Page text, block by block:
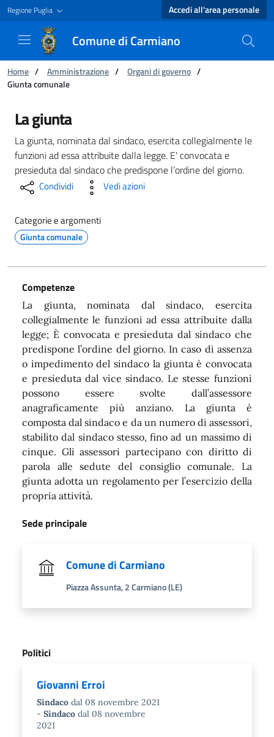
Regione Puglia Accedi all'area personale
Comune di Carmiano
Ti trovi in:
Home / Amministrazione / Organi di governo /
Giunta comunale
Giunta comunale - Comune di Carmiano
La giunta
La giunta, nominata dal sindaco, esercita collegialmente le
funzioni ad essa attribuite dalla legge. E' convocata e
presieduta dal sindaco che predispone l’ordine del giorno.
Condividi Vedi azioni
Categorie e argomenti
Giunta comunale
Competenze
La giunta, nominata dal sindaco, esercita
collegialmente le funzioni ad essa attribuite dalla
legge; È convocata e presieduta dal sindaco che
predispone l’ordine del giorno. In caso di assenza
o impedimento del sindaco la giunta è convocata
e presieduta dal vice sindaco. Le stesse funzioni
possono essere svolte dall’assessore
anagraficamente più anziano. La giunta è
composta dal sindaco e da un numero di assessori,
stabilito dal sindaco stesso, fino ad un massimo di
cinque. Gli assessori partecipano con diritto di
parola alle sedute del consiglio comunale. La
giunta adotta un regolamento per l’esercizio della
propria attività.
Sede principale
Comune di Carmiano
Piazza Assunta, 2 Carmiano (LE)
Politici
Giovanni Erroi
Sindaco dal 08 novembre 2021
Sindaco dal 08 novembre
2021